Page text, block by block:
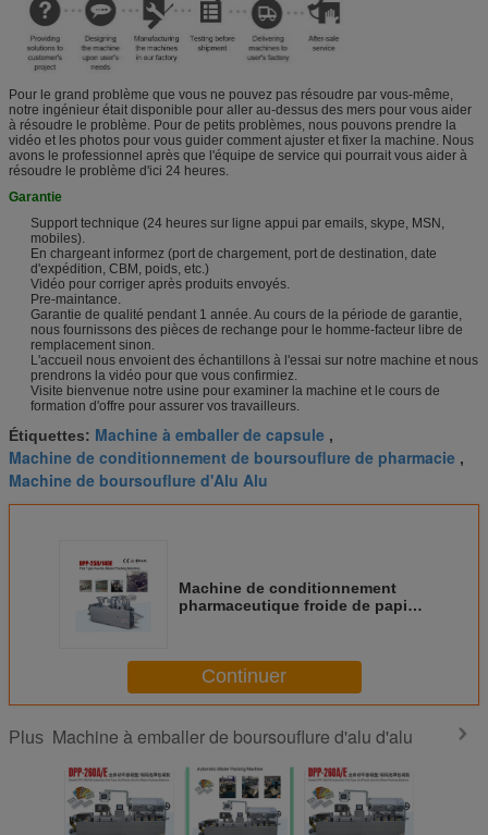
Pour le grand problème que vous ne pouvez pas résoudre par vous-même,
notre ingénieur était disponible pour aller au-dessus des mers pour vous aider
à résoudre le problème. Pour de petits problèmes, nous pouvons prendre la
vidéo et les photos pour vous guider comment ajuster et fixer la machine. Nous
avons le professionnel après que l'équipe de service qui pourrait vous aider à
résoudre le problème d'ici 24 heures.
Garantie
Support technique (24 heures sur ligne appui par emails, skype, MSN,
mobiles).
En chargeant informez (port de chargement, port de destination, date
d'expédition, CBM, poids, etc.)
Vidéo pour corriger après produits envoyés.
Pre-maintance.
Garantie de qualité pendant 1 année. Au cours de la période de garantie,
nous fournissons des pièces de rechange pour le homme-facteur libre de
remplacement sinon.
L'accueil nous envoient des échantillons à l'essai sur notre machine et nous
prendrons la vidéo pour que vous confirmiez.
Visite bienvenue notre usine pour examiner la machine et le cours de
formation d'offre pour assurer vos travailleurs.
Étiquettes: Machine à emballer de capsule ,
Machine de conditionnement de boursouflure de pharmacie ,
Machine de boursouflure d'Alu Alu
Machine de conditionnement
pharmaceutique froide de papier
Continuer
Plus Machine à emballer de boursouflure d'alu d'alu